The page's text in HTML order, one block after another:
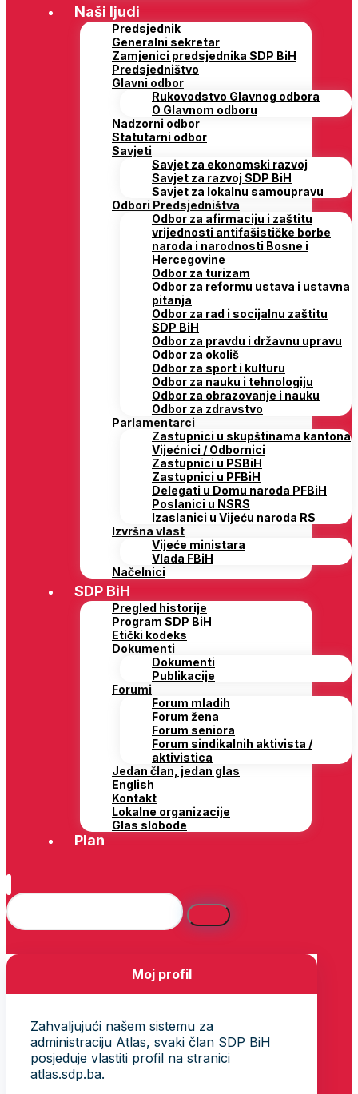
Naši ljudi
Predsjednik
Generalni sekretar
Zamjenici predsjednika SDP BiH
Predsjedništvo
Glavni odbor
Rukovodstvo Glavnog odbora
O Glavnom odboru
Nadzorni odbor
Statutarni odbor
Savjeti
Savjet za ekonomski razvoj
Savjet za razvoj SDP BiH
Savjet za lokalnu samoupravu
Odbori Predsjedništva
Odbor za afirmaciju i zaštitu
vrijednosti antifašističke borbe
naroda i narodnosti Bosne i
Hercegovine
Odbor za turizam
Odbor za reformu ustava i ustavna
pitanja
Odbor za rad i socijalnu zaštitu
SDP BiH
Odbor za pravdu i državnu upravu
Odbor za okoliš
Odbor za sport i kulturu
Odbor za nauku i tehnologiju
Odbor za obrazovanje i nauku
Odbor za zdravstvo
Parlamentarci
Zastupnici u skupštinama kantona
Vijećnici / Odbornici
Zastupnici u PSBiH
Zastupnici u PFBiH
Delegati u Domu naroda PFBiH
Poslanici u NSRS
Izaslanici u Vijeću naroda RS
Izvršna vlast
Vijeće ministara
Vlada FBiH
Načelnici
SDP BiH
Pregled historije
Program SDP BiH
Etički kodeks
Dokumenti
Dokumenti
Publikacije
Forumi
Forum mladih
Forum žena
Forum seniora
Forum sindikalnih aktivista /
aktivistica
Jedan član, jedan glas
English
Kontakt
Lokalne organizacije
Glas slobode
Plan
Moj profil
Zahvaljujući našem sistemu za
administraciju Atlas, svaki član SDP BiH
posjeduje vlastiti profil na stranici
atlas.sdp.ba.